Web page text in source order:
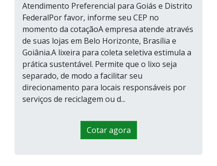
Atendimento Preferencial para Goiás e Distrito
FederalPor favor, informe seu CEP no
momento da cotaçãoA empresa atende através
de suas lojas em Belo Horizonte, Brasília e
Goiânia.A lixeira para coleta seletiva estimula a
prática sustentável. Permite que o lixo seja
separado, de modo a facilitar seu
direcionamento para locais responsáveis por
serviços de reciclagem ou d...
Cotar agora